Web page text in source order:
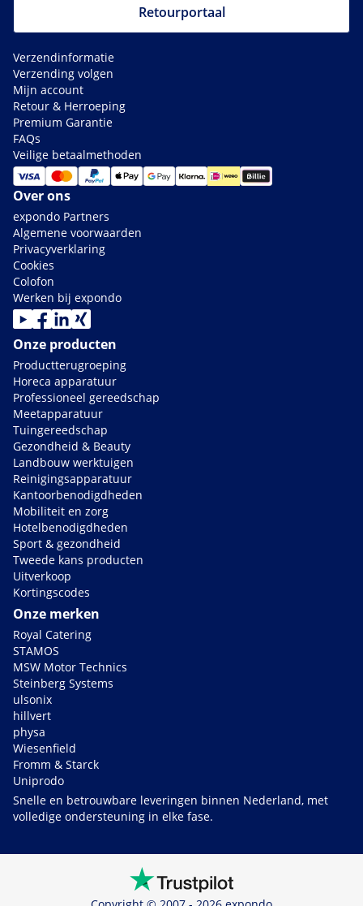
Retourportaal
Verzendinformatie
Verzending volgen
Mijn account
Retour & Herroeping
Premium Garantie
FAQs
Veilige betaalmethoden
Over ons
expondo Partners
Algemene voorwaarden
Privacyverklaring
Cookies
Colofon
Werken bij expondo
Onze producten
Productterugroeping
Horeca apparatuur
Professioneel gereedschap
Meetapparatuur
Tuingereedschap
Gezondheid & Beauty
Landbouw werktuigen
Reinigingsapparatuur
Kantoorbenodigdheden
Mobiliteit en zorg
Hotelbenodigdheden
Sport & gezondheid
Tweede kans producten
Uitverkoop
Kortingscodes
Onze merken
Royal Catering
STAMOS
MSW Motor Technics
Steinberg Systems
ulsonix
hillvert
physa
Wiesenfield
Fromm & Starck
Uniprodo
Snelle en betrouwbare leveringen binnen Nederland, met
volledige ondersteuning in elke fase.